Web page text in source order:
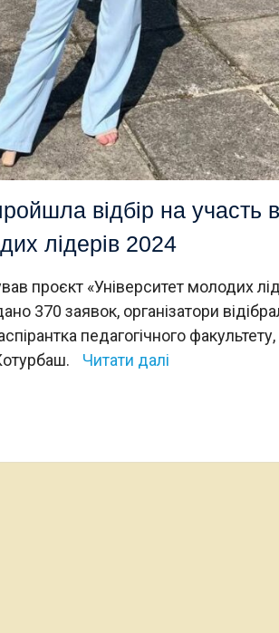
відбір на участь в
лідерів 2024
проєкт «Університет молодих
370 заявок, організатори
педагогічного
Читати далі